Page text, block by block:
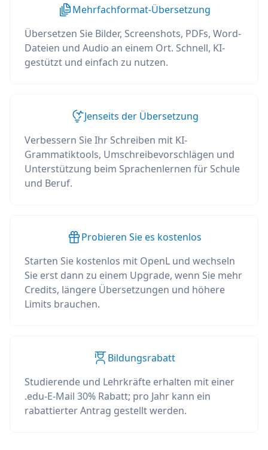
Mehrfachformat-Übersetzung
Übersetzen Sie Bilder, Screenshots, PDFs, Word-
Dateien und Audio an einem Ort. Schnell, KI-
gestützt und einfach zu nutzen.
Jenseits der Übersetzung
Verbessern Sie Ihr Schreiben mit KI-
Grammatiktools, Umschreibevorschlägen und
Unterstützung beim Sprachenlernen für Schule
und Beruf.
Probieren Sie es kostenlos
Starten Sie kostenlos mit OpenL und wechseln
Sie erst dann zu einem Upgrade, wenn Sie mehr
Credits, längere Übersetzungen und höhere
Limits brauchen.
Bildungsrabatt
Studierende und Lehrkräfte erhalten mit einer
.edu-E-Mail 30% Rabatt; pro Jahr kann ein
rabattierter Antrag gestellt werden.